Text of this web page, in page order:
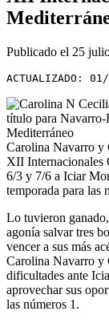
Publicado el 25
ACTUALIZADO:
Carolina Navarro y
XII Internacionales
6/3 y 7/6 a Iciar
temporada para las
Lo tuvieron
agonía salvar tres
vencer a sus más
Carolina Navarro y
dificultades ante
aprovechar sus
las números 1.